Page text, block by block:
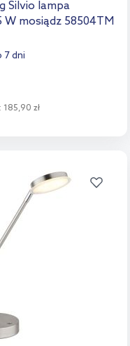
Silvio lampa
W mosiądz 58504TM
7 dni
185,90 zł
do porównania